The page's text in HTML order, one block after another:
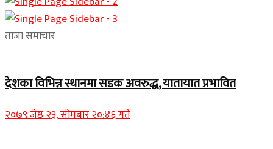
ताजा समाचार
देशका विभिन्न स्थानमा सडक अवरुद्ध, यातायात प्रभावित
२०७९ जेष्ठ २३, सोमबार २०:४६ गते